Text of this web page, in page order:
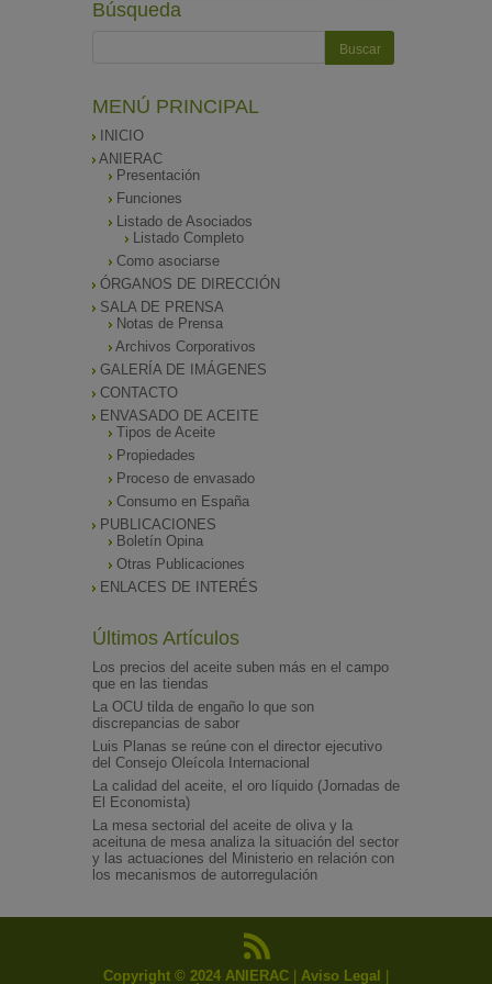
Búsqueda
MENÚ PRINCIPAL
INICIO
ANIERAC
Presentación
Funciones
Listado de Asociados
Listado Completo
Como asociarse
ÓRGANOS DE DIRECCIÓN
SALA DE PRENSA
Notas de Prensa
Archivos Corporativos
GALERÍA DE IMÁGENES
CONTACTO
ENVASADO DE ACEITE
Tipos de Aceite
Propiedades
Proceso de envasado
Consumo en España
PUBLICACIONES
Boletín Opina
Otras Publicaciones
ENLACES DE INTERÉS
Últimos Artículos
Los precios del aceite suben más en el campo
que en las tiendas
La OCU tilda de engaño lo que son
discrepancias de sabor
Luis Planas se reúne con el director ejecutivo
del Consejo Oleícola Internacional
La calidad del aceite, el oro líquido (Jornadas de
El Economista)
La mesa sectorial del aceite de oliva y la
aceituna de mesa analiza la situación del sector
y las actuaciones del Ministerio en relación con
los mecanismos de autorregulación
Copyright © 2024 ANIERAC Aviso Legal